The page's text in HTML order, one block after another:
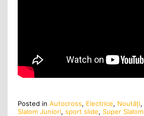
Posted in Autocross, Electrice, Noutăţi,
Slalom Juniori, sport slide, Super Slalom